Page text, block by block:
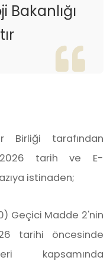
Bakanlığı
Birliği tarafından
tarih ve E-
istinaden;
Geçici Madde 2'nin
tarihi öncesinde
kapsamında